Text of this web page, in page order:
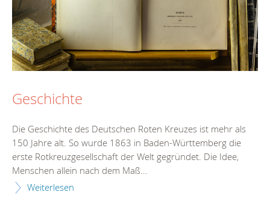
Geschichte
Die Geschichte des Deutschen Roten Kreuzes ist mehr als
150 Jahre alt. So wurde 1863 in Baden-Württemberg die
erste Rotkreuzgesellschaft der Welt gegründet. Die Idee,
Menschen allein nach dem Maß...
Weiterlesen